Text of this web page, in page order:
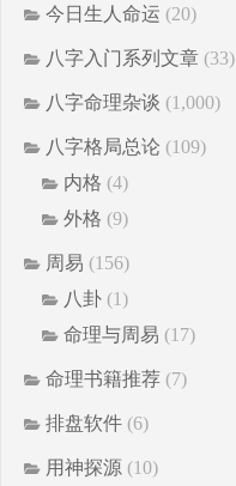
今日生人命运 (20)
八字入门系列文章 (33)
八字命理杂谈 (1,000)
八字格局总论 (109)
内格 (4)
外格 (9)
周易 (156)
八卦 (1)
命理与周易 (17)
命理书籍推荐 (7)
排盘软件 (6)
用神探源 (10)